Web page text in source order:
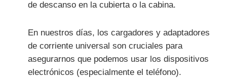
de descanso en la cubierta o la cabina.
En nuestros días, los cargadores y adaptadores
de corriente universal son cruciales para
asegurarnos que podemos usar los dispositivos
electrónicos (especialmente el teléfono).